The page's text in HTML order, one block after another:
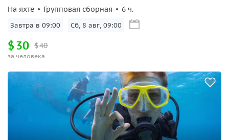
На яхте Групповая сборная 6 ч.
Завтра в 09:00 Сб, 8 авг, 09:00
$40
$30
за человека